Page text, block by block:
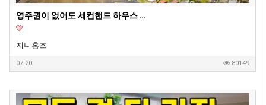
영주권이 없어도 세컨핸드 하우스 구매가 가능할까요?
지니홈즈
07-20 80149